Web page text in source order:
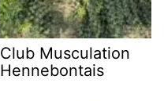
Club Musculation
Hennebontais